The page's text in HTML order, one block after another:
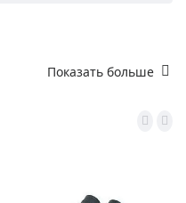
Показать больше